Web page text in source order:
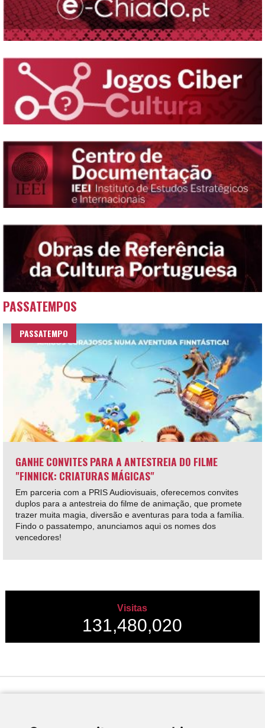
PASSATEMPOS
PASSATEMPO
GANHE CONVITES PARA A ANTESTREIA DO FILME
"FINNICK: CRIATURAS MÁGICAS"
Em parceria com a PRIS Audiovisuais, oferecemos convites
duplos para a antestreia do filme de animação, que promete
trazer muita magia, diversão e aventuras para toda a família.
Findo o passatempo, anunciamos aqui os nomes dos
vencedores!
Visitas
131,480,020